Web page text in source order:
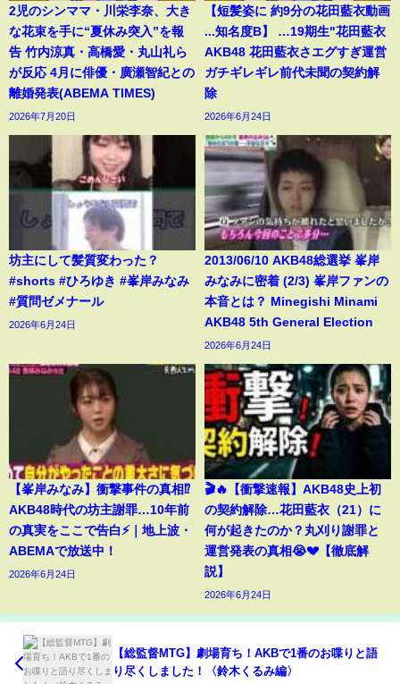
2児のシンママ・川栄李奈、大き
な花束を手に“夏休み突入”を報
告 竹内涼真・高橋愛・丸山礼ら
が反応 4月に俳優・廣瀬智紀との
離婚発表(ABEMA TIMES)
2026年7月20日
【短髪姿に 約9分の花田藍衣動画
...知名度B】 …19期生"花田藍衣
AKB48 花田藍衣さエグすぎ運営
ガチギレギレ前代未聞の契約解
除
2026年6月24日
坊主にして髪質変わった？
#shorts #ひろゆき #峯岸みなみ
#質問ゼメナール
2026年6月24日
2013/06/10 AKB48総選挙 峯岸
みなみに密着 (2/3) 峯岸ファンの
本音とは？ Minegishi Minami
AKB48 5th General Election
2026年6月24日
【峯岸みなみ】衝撃事件の真相⁉️
AKB48時代の坊主謝罪…10年前
の真実をここで告白⚡️｜地上波・
ABEMAで放送中！
2026年6月24日
🎬🔥【衝撃速報】AKB48史上初
の契約解除…花田藍衣（21）に
何が起きたのか？丸刈り謝罪と
運営発表の真相😭💔【徹底解
説】
2026年6月24日
【総監督MTG】劇場育ち！AKBで1番のお喋りと語
り尽くしました！〈鈴木くるみ編〉